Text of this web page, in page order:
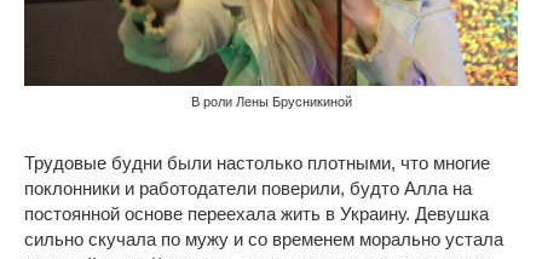
В роли Лены Брусникиной
Трудовые будни были настолько плотными, что многие
поклонники и работодатели поверили, будто Алла на
постоянной основе переехала жить в Украину. Девушка
сильно скучала по мужу и со временем морально устала